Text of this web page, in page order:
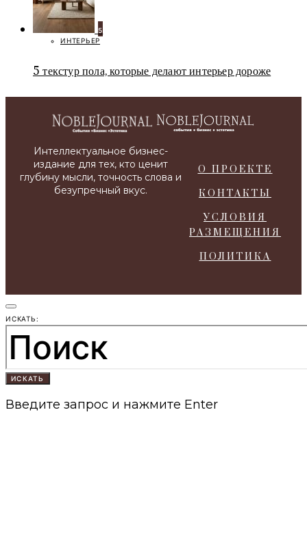
5
ИНТЕРЬЕР
5 текстур пола, которые делают интерьер дороже
О ПРОЕКТЕ
КОНТАКТЫ
УСЛОВИЯ
РАЗМЕЩЕНИЯ
ПОЛИТИКА
ИСКАТЬ:
ИСКАТЬ
Введите запрос и нажмите Enter